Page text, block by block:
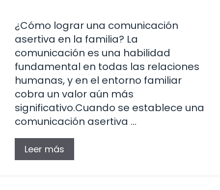
¿Cómo lograr una comunicación
asertiva en la familia? La
comunicación es una habilidad
fundamental en todas las relaciones
humanas, y en el entorno familiar
cobra un valor aún más
significativo.Cuando se establece una
comunicación asertiva …
Leer más